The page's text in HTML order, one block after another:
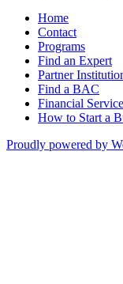
Home
Contact
Programs
Find an Expert
Partner
Find a BAC
Financial
How to Start a
Proudly powered by